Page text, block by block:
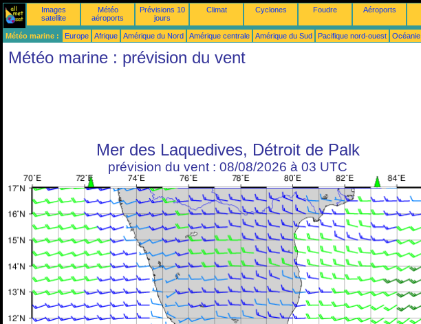
Images
satellite
Météo
aéroports
Prévisions 10
jours
Climat Cyclones Foudre Aéroports
Météo marine : Europe Afrique Amérique du Nord Amérique centrale Amérique du Sud Pacifique nord-ouest Océanie
Météo marine : prévision du vent
Mer des Laquedives, Détroit de Palk
prévision du vent : 08/08/2026 à 03 UTC